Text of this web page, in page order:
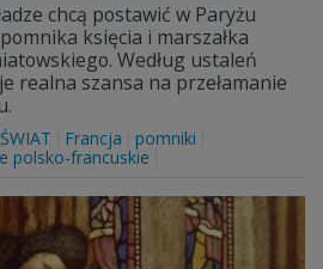
chcą postawić w Paryżu
księcia i marszałka
Według ustaleń
realna szansa na przełamanie
ŚWIAT Francja
pomniki
polsko-francuskie